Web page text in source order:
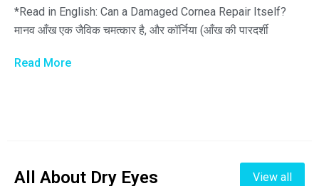
*Read in English: Can a Damaged Cornea Repair Itself?
मानव आँख एक जैविक चमत्कार है, और कॉर्निया (आँख की पारदर्शी
Read More
All About Dry Eyes View all